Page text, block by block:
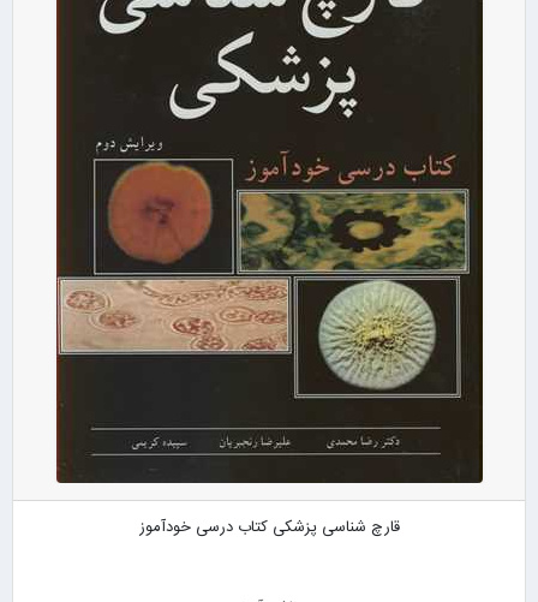
قارچ شناسی پزشکی کتاب درسی خودآموز